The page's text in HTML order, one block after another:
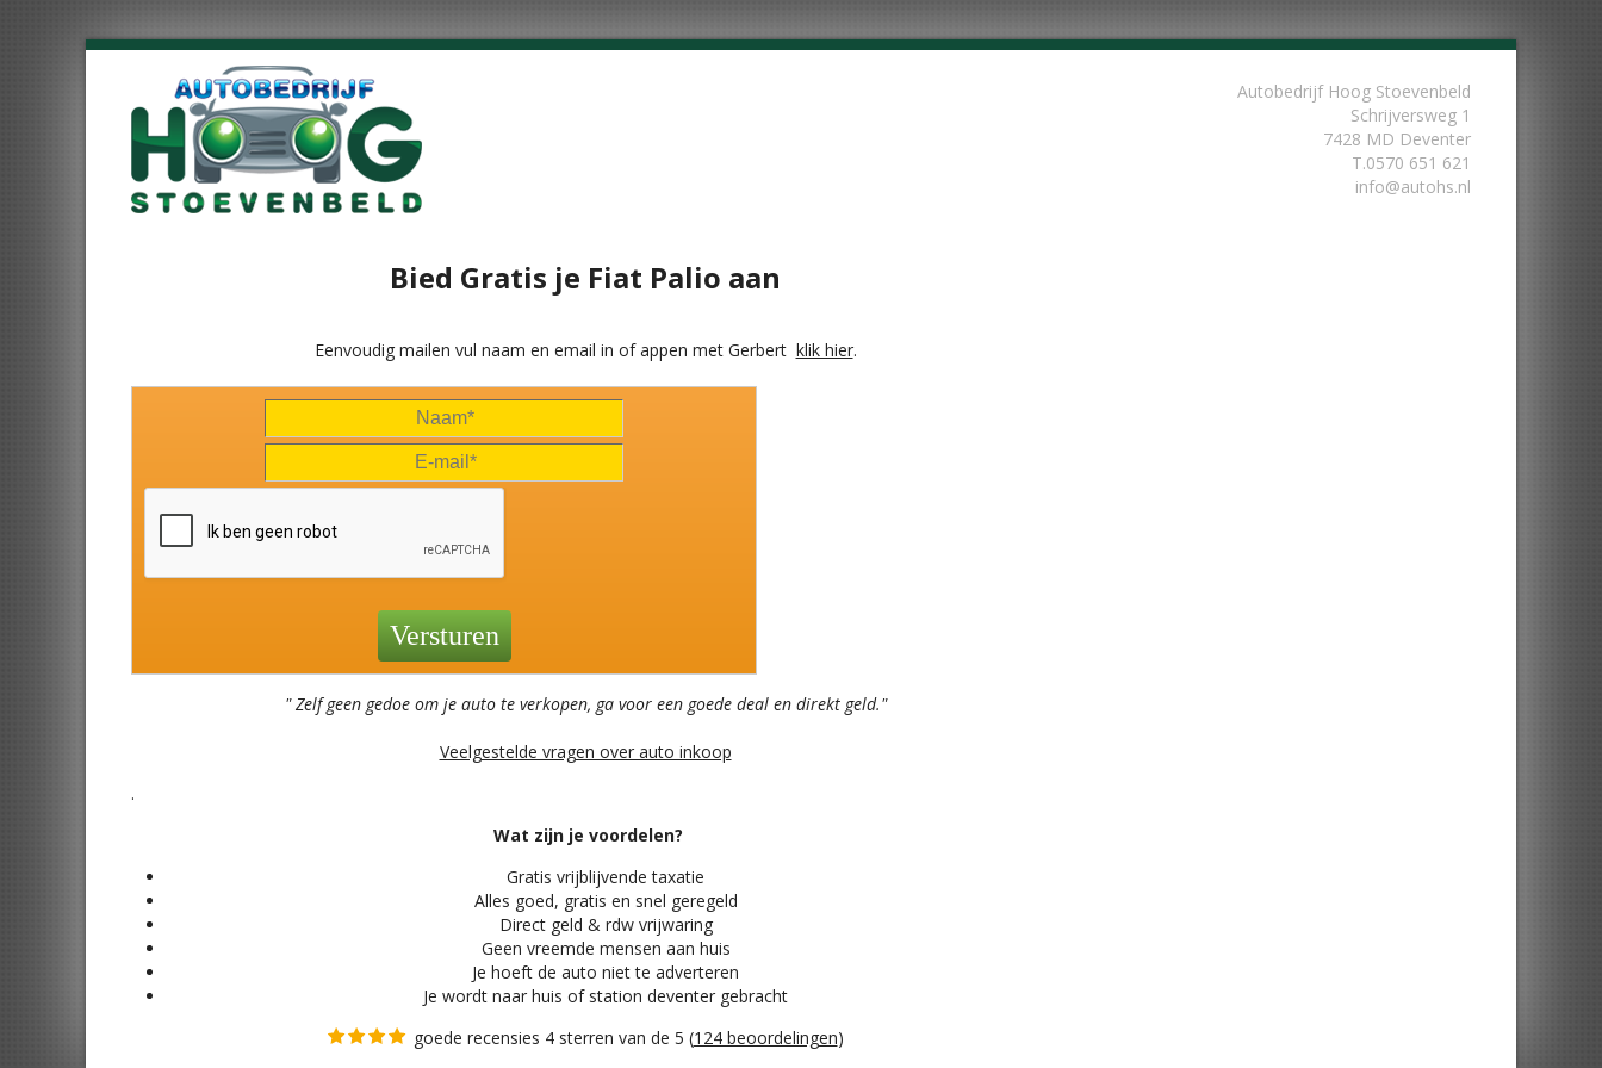
Autobedrijf Hoog Stoevenbeld
Schrijversweg 1
7428 MD Deventer
T.0570 651 621
info@autohs.nl
Bied Gratis je Fiat Palio aan
Eenvoudig mailen vul naam en email in of appen met Gerbert klik hier.
" Zelf geen gedoe om je auto te verkopen, ga voor een goede deal en direkt geld."
Veelgestelde vragen over auto inkoop
.
Wat zijn je voordelen?
Gratis vrijblijvende taxatie
Alles goed, gratis en snel geregeld
Direct geld & rdw vrijwaring
Geen vreemde mensen aan huis
Je hoeft de auto niet te adverteren
Je wordt naar huis of station deventer gebracht
goede recensies 4 sterren van de 5 (124 beoordelingen)